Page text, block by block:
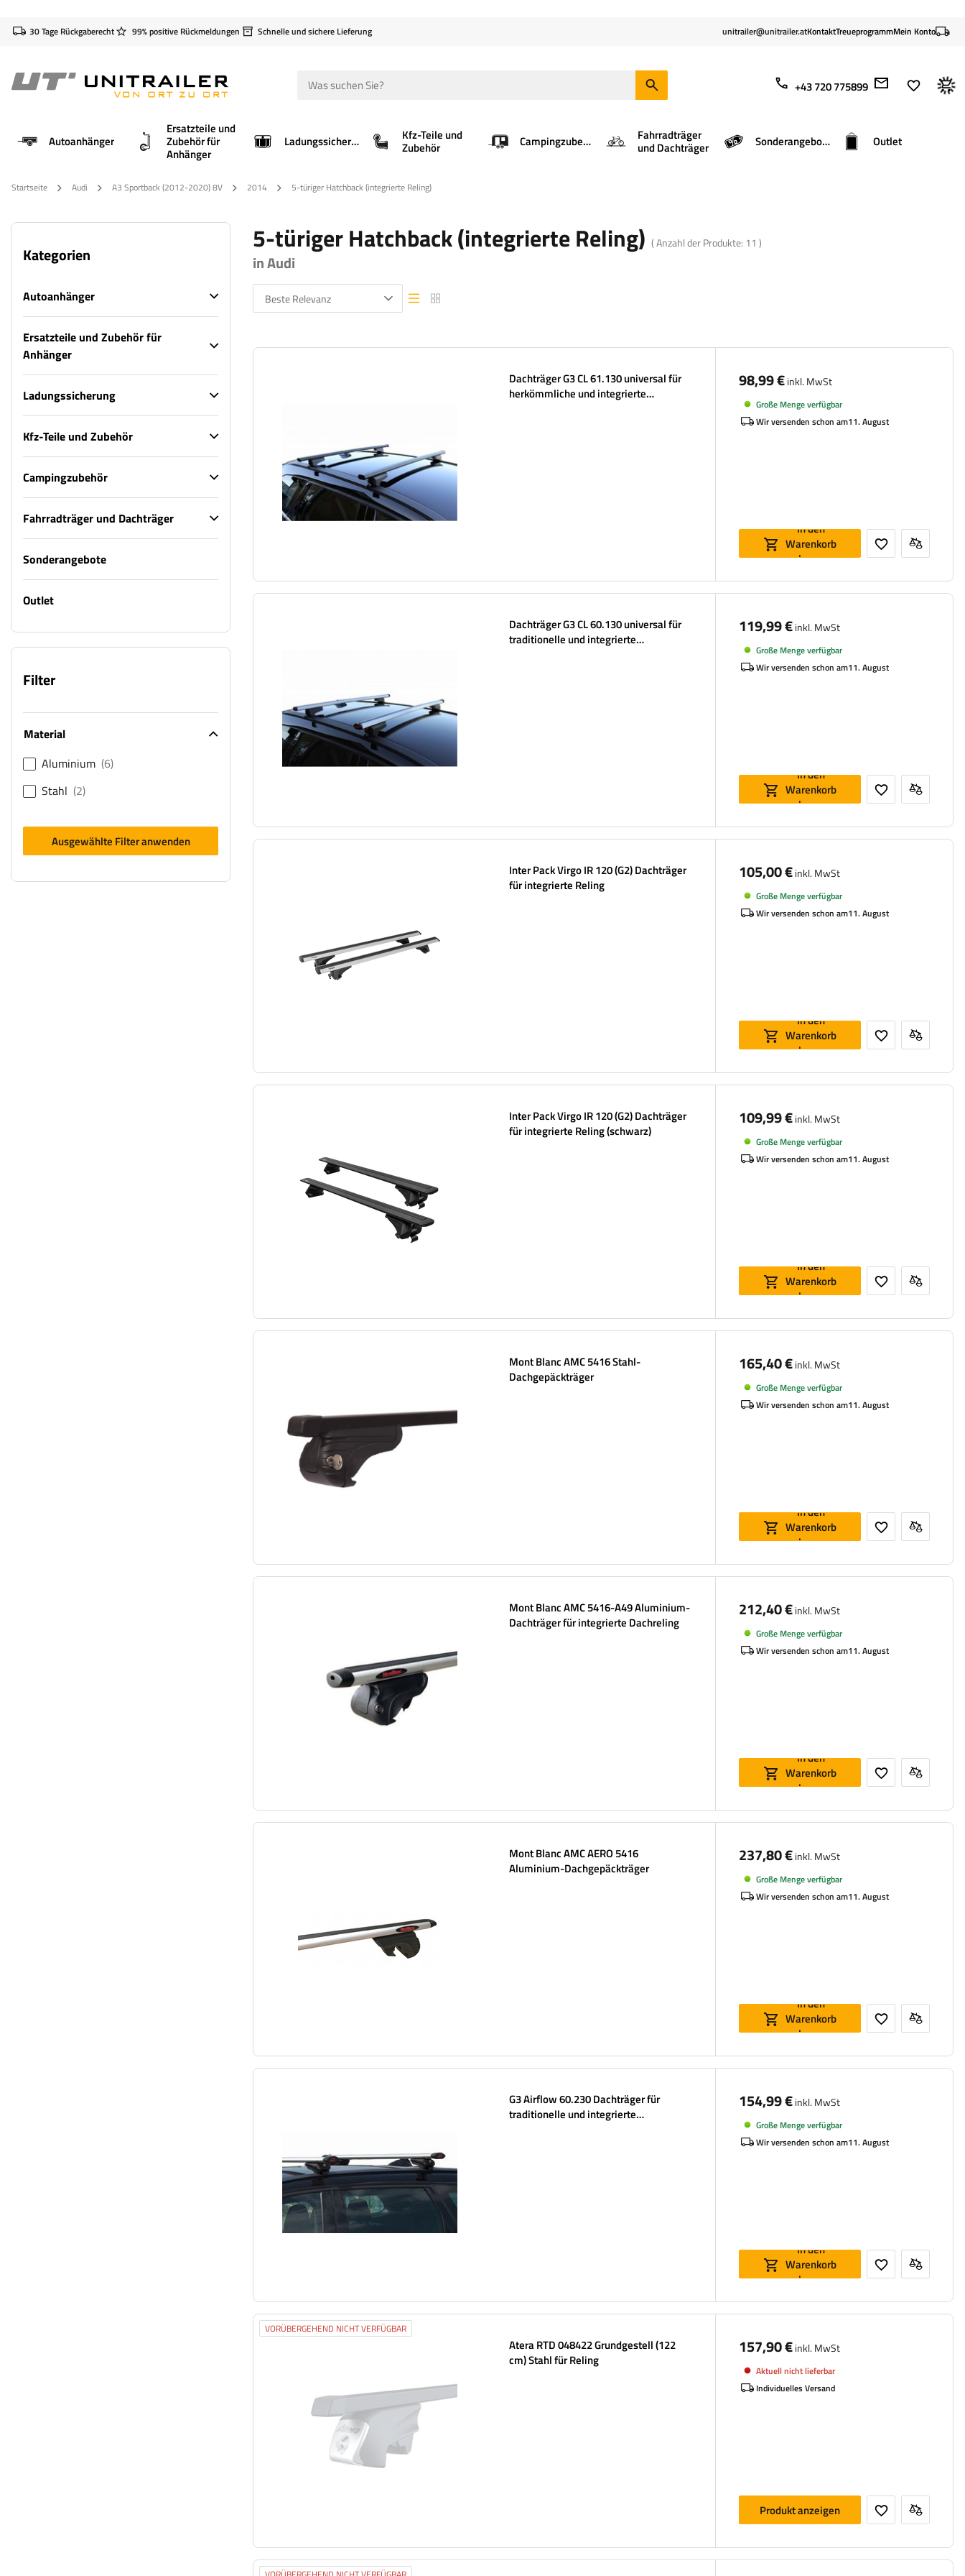
30 Tage Rückgaberecht 99% positive Rückmeldungen Schnelle und sichere Lieferung unitrailer@unitrailer.atKontaktTreueprogrammMein Konto
+43 720 775899
Autoanhänger
Ersatzteile und
Zubehör für
Anhänger
Ladungssicherung Kfz-Teile und
Zubehör Campingzubehör Fahrradträger
und Dachträger Sonderangebote Outlet
Startseite Audi A3 Sportback (2012-2020) 8V 2014 5-türiger Hatchback (integrierte Reling)
Kategorien
Autoanhänger
Ersatzteile und Zubehör für
Anhänger
Ladungssicherung
Kfz-Teile und Zubehör
Campingzubehör
Fahrradträger und Dachträger
Sonderangebote
Outlet
Filter
Material
Aluminium 6
Stahl 2
Ausgewählte Filter anwenden
5-türiger Hatchback (integrierte Reling) ( Anzahl der Produkte: 11 )
in Audi
Beste Relevanz Listenansicht
Listenansicht
Dachträger G3 CL 61.130 universal für
herkömmliche und integrierte
98,99 €inkl. MwSt
Große Menge verfügbar
Wir versenden schon am11. August
In den
Warenkorb
legen
Dachträger G3 CL 60.130 universal für
traditionelle und integrierte
119,99 €inkl. MwSt
Große Menge verfügbar
Wir versenden schon am11. August
In den
Warenkorb
legen
Inter Pack Virgo IR 120 (G2) Dachträger
für integrierte Reling
105,00 €inkl. MwSt
Große Menge verfügbar
Wir versenden schon am11. August
In den
Warenkorb
legen
Inter Pack Virgo IR 120 (G2) Dachträger
für integrierte Reling (schwarz)
109,99 €inkl. MwSt
Große Menge verfügbar
Wir versenden schon am11. August
In den
Warenkorb
legen
Mont Blanc AMC 5416 Stahl-
Dachgepäckträger
165,40 €inkl. MwSt
Große Menge verfügbar
Wir versenden schon am11. August
In den
Warenkorb
legen
Mont Blanc AMC 5416-A49 Aluminium-
Dachträger für integrierte Dachreling
212,40 €inkl. MwSt
Große Menge verfügbar
Wir versenden schon am11. August
In den
Warenkorb
legen
Mont Blanc AMC AERO 5416
Aluminium-Dachgepäckträger
237,80 €inkl. MwSt
Große Menge verfügbar
Wir versenden schon am11. August
In den
Warenkorb
legen
G3 Airflow 60.230 Dachträger für
traditionelle und integrierte
154,99 €inkl. MwSt
Große Menge verfügbar
Wir versenden schon am11. August
In den
Warenkorb
legen
VORÜBERGEHEND NICHT VERFÜGBAR
Atera RTD 048422 Grundgestell (122
cm) Stahl für Reling
157,90 €inkl. MwSt
Aktuell nicht lieferbar
Individuelles Versand
Produkt anzeigen